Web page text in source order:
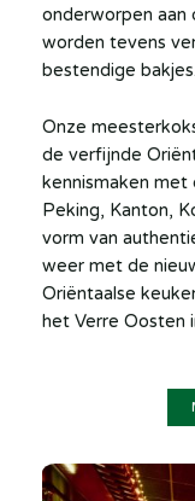
onderworpen aan
worden tevens
bestendige bakjes.
Onze
de verfijnde
kennismaken met
Peking, Kanton,
vorm van
weer met de
Oriëntaalse
het Verre Oosten